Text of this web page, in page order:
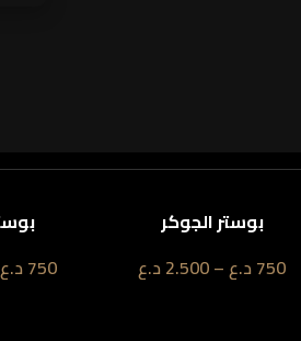
بوستر الجوكر
750د.ع–
2.500د.ع
750د.ع